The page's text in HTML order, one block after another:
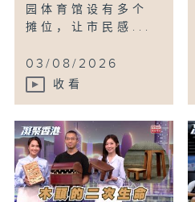
园体育馆设有多个
摊位，让市民感...
03/08/2026
收看